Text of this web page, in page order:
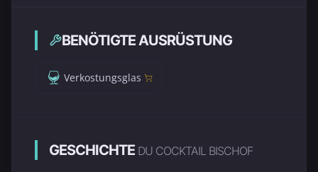
BENÖTIGTE AUSRÜSTUNG
Verkostungsglas
GESCHICHTE DU COCKTAIL BISCHOF